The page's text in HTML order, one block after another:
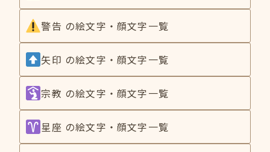
警告 の絵文字・顔文字一覧
矢印 の絵文字・顔文字一覧
宗教 の絵文字・顔文字一覧
星座 の絵文字・顔文字一覧